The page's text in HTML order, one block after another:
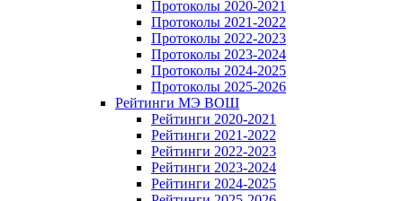
Протоколы 2020-2021
Протоколы 2021-2022
Протоколы 2022-2023
Протоколы 2023-2024
Протоколы 2024-2025
Протоколы 2025-2026
Рейтинги МЭ ВОШ
Рейтинги 2020-2021
Рейтинги 2021-2022
Рейтинги 2022-2023
Рейтинги 2023-2024
Рейтинги 2024-2025